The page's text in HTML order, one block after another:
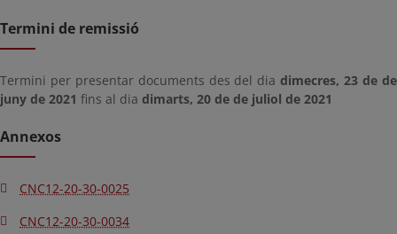
Termini de remissió
Termini per presentar documents des del diadimecres, 23 de de
juny de 2021 fins al dia dimarts, 20 de de juliol de 2021
Annexos
CNC12-20-30-0025
CNC12-20-30-0034